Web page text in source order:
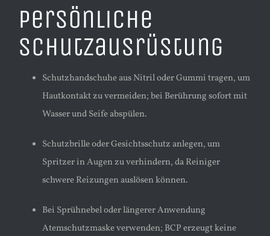
Persönliche
Schutzausrüstung
Schutzhandschuhe aus Nitril oder Gummi tragen, um
Hautkontakt zu vermeiden; bei Berührung sofort mit
Wasser und Seife abspülen.
Schutzbrille oder Gesichtsschutz anlegen, um
Spritzer in Augen zu verhindern, da Reiniger
schwere Reizungen auslösen können.
Bei Sprühnebel oder längerer Anwendung
Atemschutzmaske verwenden; BCP erzeugt keine